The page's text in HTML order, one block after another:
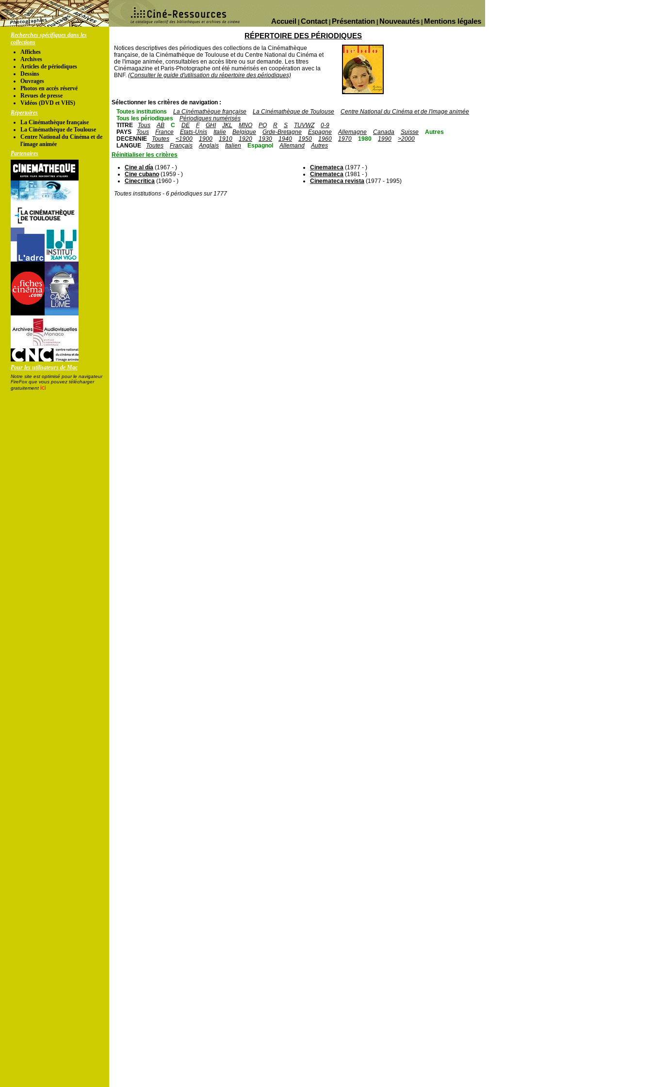
Mentions légales
Nouveautés
Présentation
Contact
Accueil
Recherches spécifiques dans les
collections
Affiches
Archives
Articles de périodiques
Dessins
Ouvrages
Photos en accés réservé
Revues de presse
Vidéos (DVD et VHS)
Répertoires
La Cinémathèque française
La Cinémathèque de Toulouse
Centre National du Cinéma et de
l'image animée
Partenaires
Pour les utilisateurs de Mac
Notre site est optimisé pour le navigateur
FireFox que vous pouvez télécharger
gratuitement ici
RÉPERTOIRE DES PÉRIODIQUES
Notices descriptives des périodiques des collections de la Cinémathèque
française, de la Cinémathèque de Toulouse et du Centre National du Cinéma et
de l'image animée, consultables en accès libre ou sur demande. Les titres
Cinémagazine et Paris-Photographe ont été numérisés en coopération avec la
BNF. (Consulter le guide d'utilisation du répertoire des périodiques)
Sélectionner les critères de navigation :
Toutes institutions
La Cinémathèque française La Cinémathèque de Toulouse
Centre National du Cinéma et de l'image animée
Tous les périodiques
Périodiques numérisés
TITRE
Tous AB C DE F GHI JKL MNO PQ R S TUVWZ
0-9
PAYS
Tous France Etats-Unis Italie Belgique Grde-Bretagne Espagne Allemagne Canada Suisse
Autres
DECENNIE
Toutes <1900 1900 1910 1920 1930 1940 1950 1960 1970 1980 1990
>2000
LANGUE
Toutes Français Anglais Italien Espagnol Allemand
Autres
Réinitialiser les critères
Cine al día (1967 - )
Cine cubano (1959 - )
Cinecritica (1960 - )
Cinemateca (1977 - )
Cinemateca (1981 - )
Cinemateca revista (1977 - 1995)
Toutes institutions - 6 périodiques sur 1777